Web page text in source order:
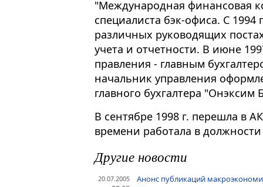
"Международная финансовая
специалиста бэк-офиса. С
различных руководящих
учета и отчетности. В июне
правления - главным
начальник управления
главного бухгалтера "Онэксим
В сентябре 1998 г. перешла в
времени работала в должности
Другие новости
20.07.2005
Анонс публикаций